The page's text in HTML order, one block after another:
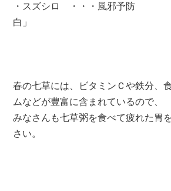
・スズシロ ・・・風邪予防
白」
春の七草には、ビタミンＣや鉄分、
ムなどが豊富に含まれているので、
みなさんも七草粥を食べて疲れた胃
さい。